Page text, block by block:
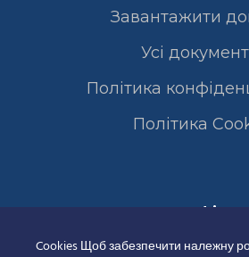
Завантажити
Усі
Політика
Полiтика
Cookies Щоб забезпечити належну